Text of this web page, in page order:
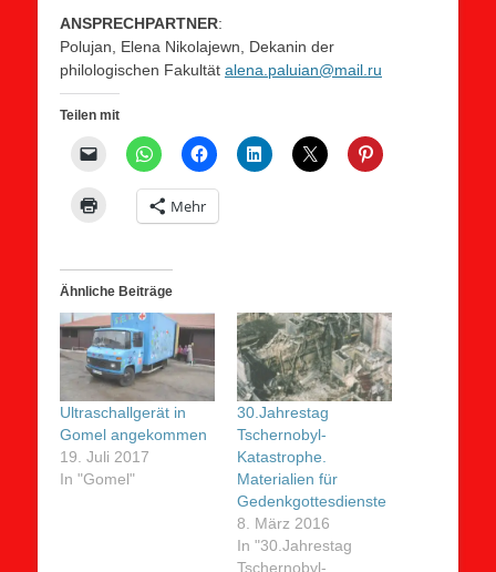
ANSPRECHPARTNER:
Polujan, Elena Nikolajewn, Dekanin der
philologischen Fakultät alena.paluian@mail.ru
Teilen mit
Mehr
Ähnliche Beiträge
Ultraschallgerät in
Gomel angekommen
19. Juli 2017
In "Gomel"
30.Jahrestag
Tschernobyl-
Katastrophe.
Materialien für
Gedenkgottesdienste
8. März 2016
In "30.Jahrestag
Tschernobyl-